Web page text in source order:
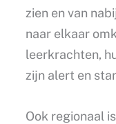
zien en van
naar elkaar
leerkrachten,
zijn alert en
Ook regionaal